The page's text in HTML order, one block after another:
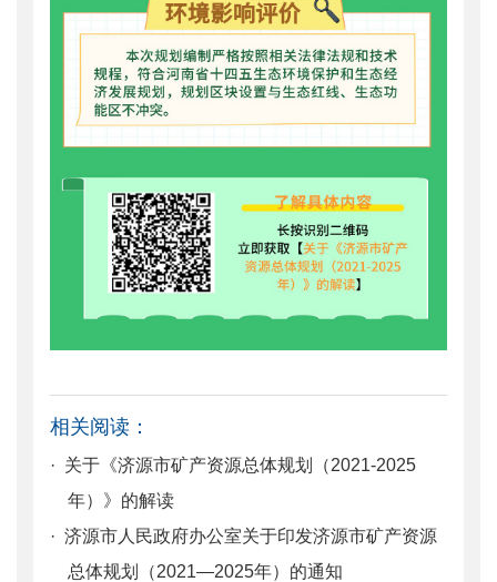
相关阅读：
· 关于《济源市矿产资源总体规划（2021-2025
年）》的解读
· 济源市人民政府办公室关于印发济源市矿产资源
总体规划（2021—2025年）的通知